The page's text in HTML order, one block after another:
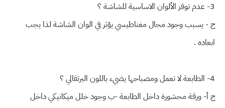
3- عدم توفر الألوان الاساسية للشاشة ؟
ج - يسبب وجود مجال مغناطيسي يؤثر في الوان الشاشة لذا يجب
ابعاده .
4- الطابعة لا تعمل ومصباحها يضيء باللون البرتقالي ؟
ج أ- ورقة محشورة داخل الطابعة -ب وجود خلل ميكانيكي داخل